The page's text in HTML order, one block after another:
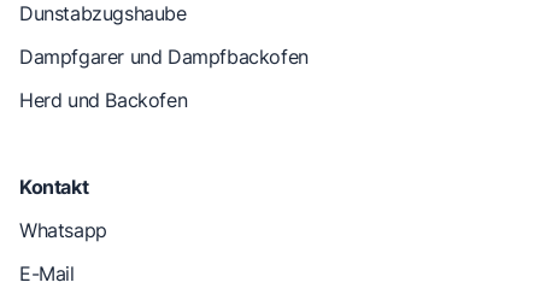
Dunstabzugshaube
Dampfgarer und Dampfbackofen
Herd und Backofen
Kontakt
Whatsapp
E-Mail